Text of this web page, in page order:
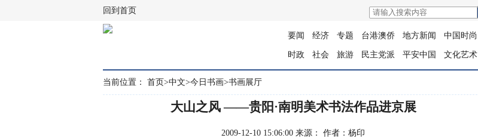
回到首页
要闻 经济 专题 台港澳侨 地方新闻 中国时尚
时政 社会 旅游 民主党派 平安中国 文化艺术
当前位置： 首页>中文>今日书画>书画展厅
大山之风 ——贵阳·南明美术书法作品进京展
2009-12-10 15:06:00 来源： 作者：杨印